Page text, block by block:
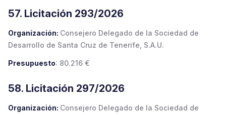
57. Licitación 293/2026
Organización: Consejero Delegado de la Sociedad de
Desarrollo de Santa Cruz de Tenerife, S.A.U.
Presupuesto: 80.216 €
58. Licitación 297/2026
Organización: Consejero Delegado de la Sociedad de